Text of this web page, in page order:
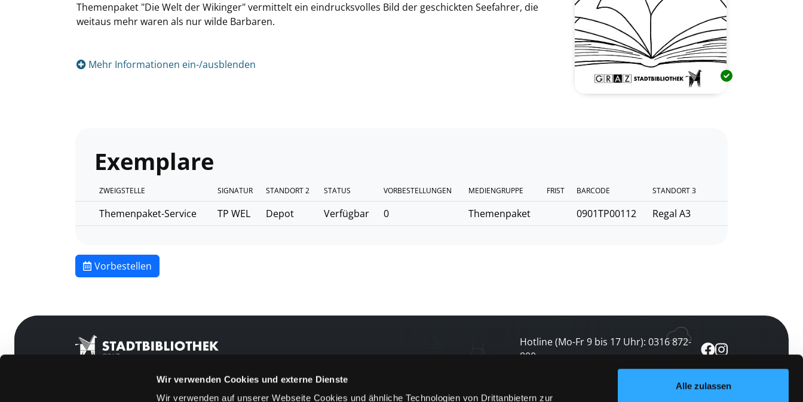
Wir verwenden Cookies und externe Dienste
Wir verwenden auf unserer Webseite Cookies und ähnliche Technologien von Drittanbietern zur
Alle zulassen
Themenpaket "Die Welt der Wikinger" vermittelt ein eindrucksvolles Bild der geschickten Seefahrer, die
weitaus mehr waren als nur wilde Barbaren.
Mehr Informationen ein-/ausblenden
Exemplare
ZWEIGSTELLE SIGNATUR STANDORT 2 STATUS VORBESTELLUNGEN MEDIENGRUPPE FRIST BARCODE STANDORT 3
Themenpaket-Service TP WEL Depot Verfügbar 0 Themenpaket 0901TP00112 Regal A3
Vorbestellen
Hotline (Mo-Fr 9 bis 17 Uhr): 0316 872-
800